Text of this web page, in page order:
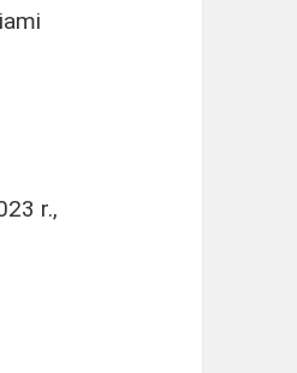
r.,